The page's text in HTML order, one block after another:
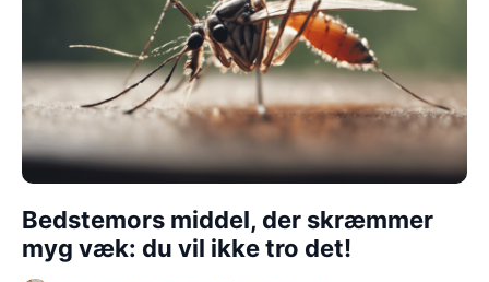
Bedstemors middel, der skræmmer
myg væk: du vil ikke tro det!